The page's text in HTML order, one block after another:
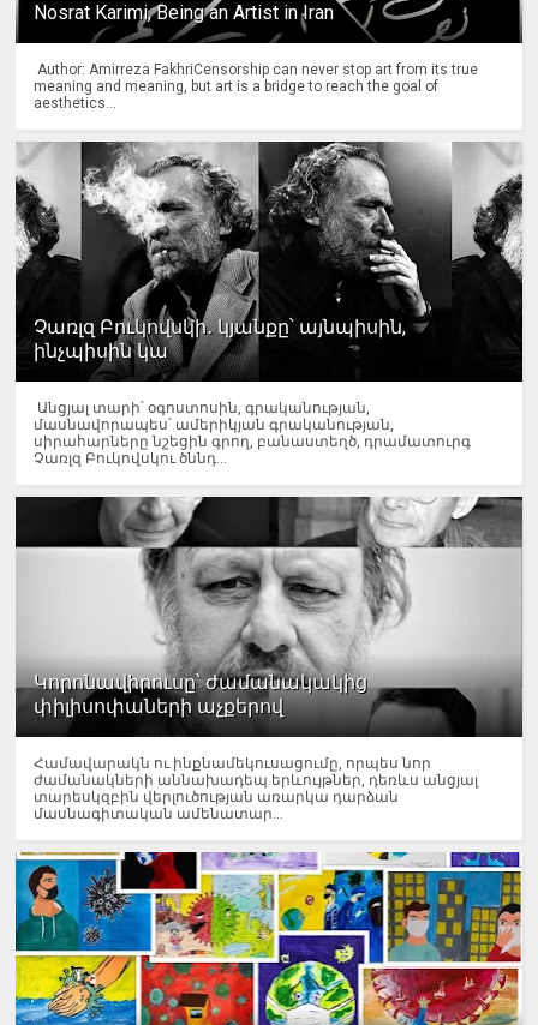
Nosrat Karimi, Being an Artist in Iran
Author: Amirreza FakhriCensorship can never stop art from its true
meaning and meaning, but art is a bridge to reach the goal of
aesthetics...
Չառլզ Բուկովսկի․ կյանքը՝ այնպիսին,
ինչպիսին կա
Անցյալ տարի՝ օգոստոսին, գրականության,
մասնավորապես՝ ամերիկյան գրականության,
սիրահարները նշեցին գրող, բանաստեղծ, դրամատուրգ
Չառլզ Բուկովսկու ծննդ...
Կորոնավիրուսը՝ ժամանակակից
փիլիսոփաների աչքերով
Համավարակն ու ինքնամեկուսացումը, որպես նոր
ժամանակների աննախադեպ երևույթներ, դեռևս անցյալ
տարեսկզբին վերլուծության առարկա դարձան
մասնագիտական ամենատար...